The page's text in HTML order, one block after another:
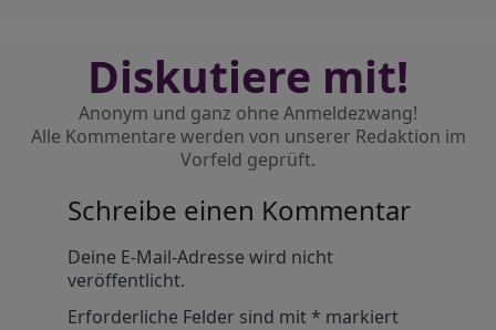
Diskutiere mit!
Anonym und ganz ohne Anmeldezwang!
Alle Kommentare werden von unserer Redaktion im
Vorfeld geprüft.
Schreibe einen Kommentar
Deine E-Mail-Adresse wird nicht
veröffentlicht.
Erforderliche Felder sind mit* markiert